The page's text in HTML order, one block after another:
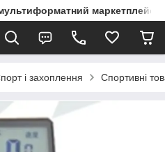
маркетплейс
і захоплення Спортивні